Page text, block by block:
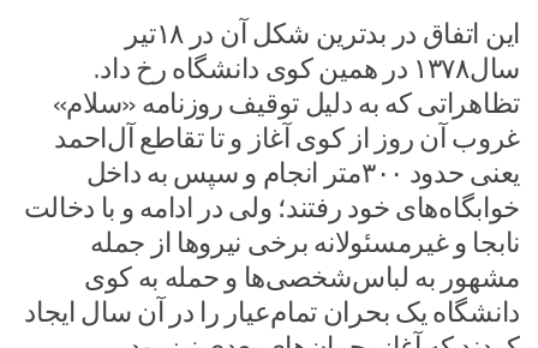
این اتفاق در بدترین شکل آن در ۱۸تیر
سال۱۳۷۸ در همین کوی دانشگاه رخ داد.
تظاهراتی که به دلیل توقیف روزنامه «سلام»
غروب آن روز از کوی آغاز و تا تقاطع آل‌احمد
یعنی حدود ۳۰۰متر انجام و سپس به داخل
خوابگاه‌های خود رفتند؛ ولی در ادامه و با دخالت
نابجا و غیرمسئولانه برخی نیروها از جمله
مشهور به لباس‌شخصی‌ها و حمله به کوی
دانشگاه یک بحران تمام‌عیار را در آن سال ایجاد